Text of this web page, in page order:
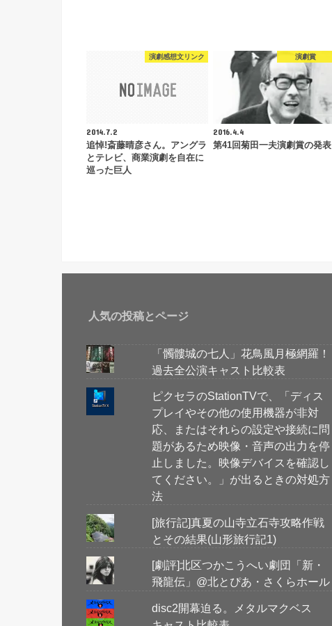
演劇感想文リンク
2014.7.2
追悼!斎藤晴彦さん。アングラ
とテレビ、商業演劇を自在に
巡った巨人
演劇賞
2016.4.4
第41回菊田一夫演劇賞の発表
人気の投稿とページ
「髑髏城の七人」花鳥風月極網羅！
過去全公演キャスト比較表
ピクセラのStationTVで、「ディス
プレイやその他の使用機器が非対
応、またはそれらの設定や接続に問
題があるため映像・音声の出力を停
止しました。映像デバイスを確認し
てください。」が出るときの対処方
法
[旅行記]真夏の山寺立石寺攻略作戦
とその結果(山形旅行記1)
[劇評]北区つかこうへい劇団「新・
飛龍伝」@北とぴあ・さくらホール
disc2開幕迫る。メタルマクベス